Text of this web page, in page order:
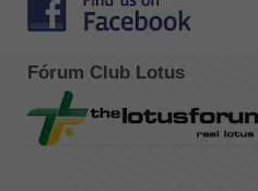
Fórum Club Lotus